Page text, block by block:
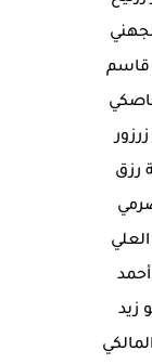
قاسم
رزق
زيد